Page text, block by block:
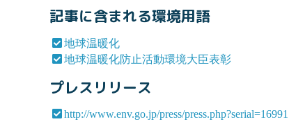
記事に含まれる環境用語
地球温暖化
地球温暖化防止活動環境大臣表彰
プレスリリース
http://www.env.go.jp/press/press.php?serial=16991